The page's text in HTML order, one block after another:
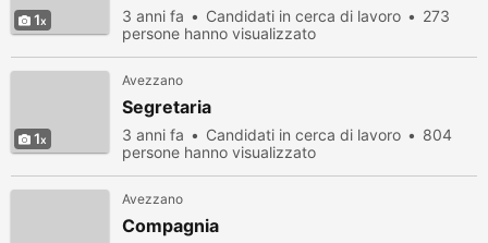
1 3 anni fa Candidati in cerca di lavoro
273
persone hanno visualizzato
1
Avezzano
Segretaria
3 anni fa Candidati in cerca di lavoro
804
persone hanno visualizzato
Avezzano
Compagnia